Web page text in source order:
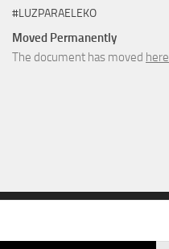
#LUZPARAELEKO
Moved Permanently
The document has moved here